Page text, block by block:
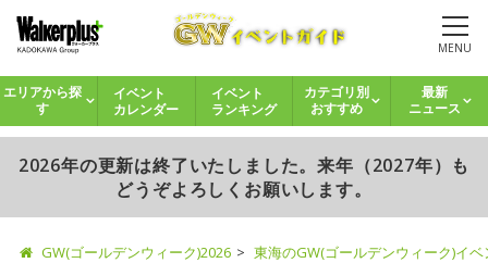
MENU
エリアから探
す
イベント
カレンダー
イベント
ランキング
カテゴリ別
おすすめ
最新
ニュース
2026年の更新は終了いたしました。来年（2027年）も
どうぞよろしくお願いします。
GW(ゴールデンウィーク)2026 東海のGW(ゴールデンウィーク)イ